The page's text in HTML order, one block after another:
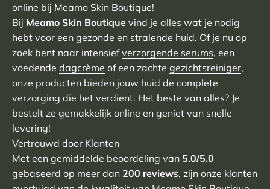
online bij Meamo Skin Boutique!
Bij Meamo Skin Boutique vind je alles wat je nodig
hebt voor een gezonde en stralende huid. Of je nu op
zoek bent naar intensiefverzorgende serums, een
voedende dagcrème of een zachte gezichtsreiniger,
onze producten bieden jouw huid de complete
verzorging die het verdient. Het beste van alles? Je
bestelt ze gemakkelijk online en geniet van snelle
levering!
Vertrouwd door Klanten
Met een gemiddelde beoordeling van 5.0/5.0
gebaseerd op meer dan 200 reviews, zijn onze klanten